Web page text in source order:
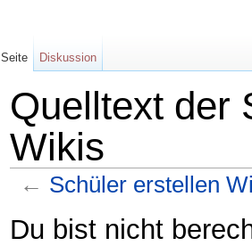
Quelltext der
Wikis
← Schüler erstellen
Du bist nicht
Seite Diskussion